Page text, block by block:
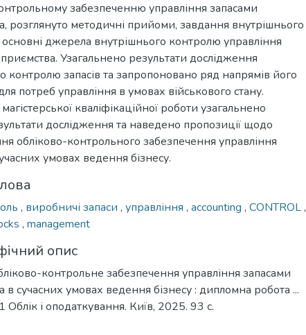
забезпеченню управління запасами
розглянуто методичні прийоми, завдання внутрішнього
джерела внутрішнього контролю управління
Узагальнено результати дослідження
контролю запасів та запропоновано ряд напрямів його
потреб управління в умовах військового стану.
кваліфікаційної роботи узагальнено
дослідження та наведено пропозиції щодо
обліково-контрольного забезпечення управління
умовах ведення бізнесу.
, виробничі запаси , управління , accounting , CONTROL,
, management
опис
контрольне забезпечення управління запасами
в сучасних умовах ведення бізнесу : дипломна робота ...
Облік і оподаткування. Київ, 2025. 93 с.